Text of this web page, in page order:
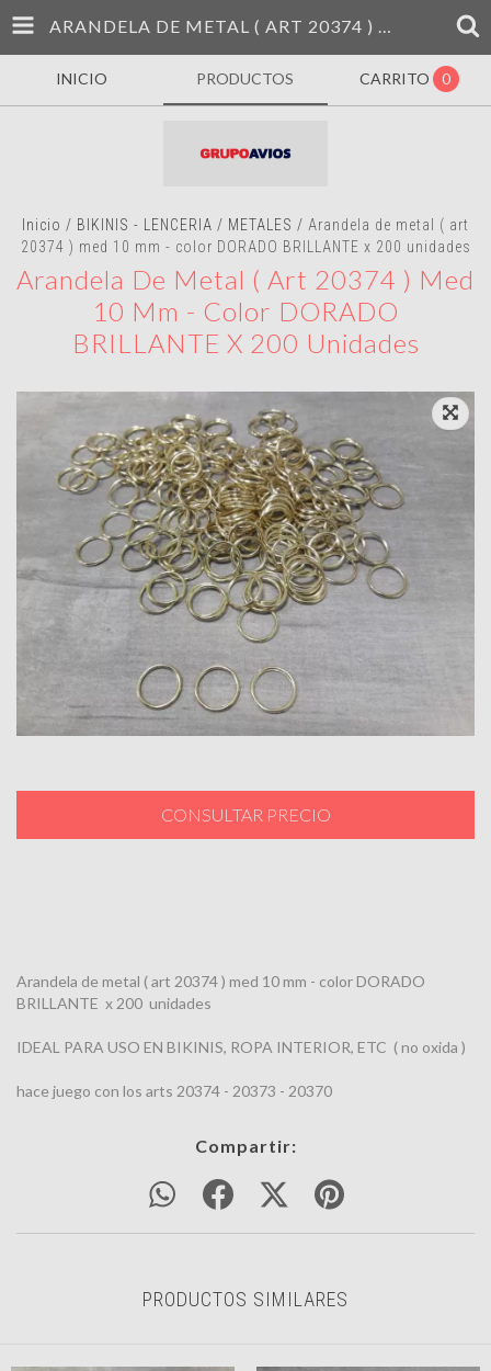
ARANDELA DE METAL ( ART 20374 ) MED 10 MM - COLOR DORADO BRILLANTE X 200 UNIDADES
INICIO PRODUCTOS CARRITO 0
Inicio / BIKINIS - LENCERIA / METALES / Arandela de metal ( art
20374 ) med 10 mm - color DORADO BRILLANTE x 200 unidades
Arandela De Metal ( Art 20374 ) Med
10 Mm - Color DORADO
BRILLANTE X 200 Unidades
Arandela de metal ( art 20374 ) med 10 mm - color DORADO
BRILLANTE x 200 unidades
IDEAL PARA USO EN BIKINIS, ROPA INTERIOR, ETC ( no oxida )
hace juego con los arts 20374 - 20373 - 20370
Compartir:
PRODUCTOS SIMILARES